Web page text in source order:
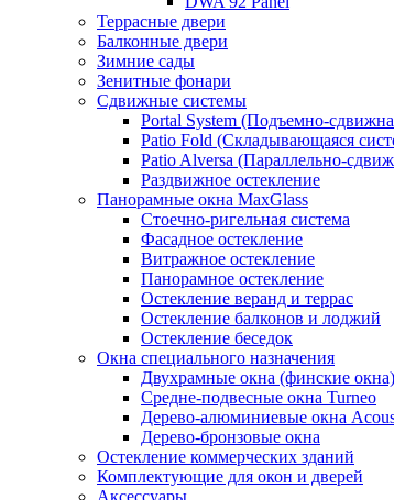
Террасные двери
Балконные двери
Зимние сады
Зенитные фонари
Сдвижные системы
Portal System (Подъемно-
Patio Fold (Складывающаяся
Patio Alversa (Параллельно-
Раздвижное остекление
Панорамные окна MaxGlass
Стоечно-ригельная система
Фасадное остекление
Витражное остекление
Панорамное остекление
Остекление веранд и террас
Остекление балконов и лоджий
Остекление беседок
Окна специального назначения
Двухрамные окна (финские окна)
Средне-подвесные окна Turneo
Дерево-алюминиевые окна
Дерево-бронзовые окна
Остекление коммерческих зданий
Комплектующие для окон и дверей
Аксессуары